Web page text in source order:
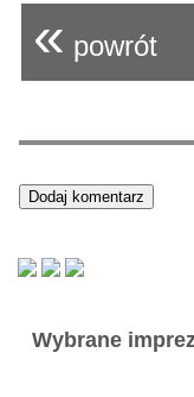
« powrót
Wybrane